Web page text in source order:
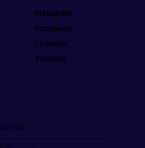
Instagram
Facebook
Linkedin
Youtube